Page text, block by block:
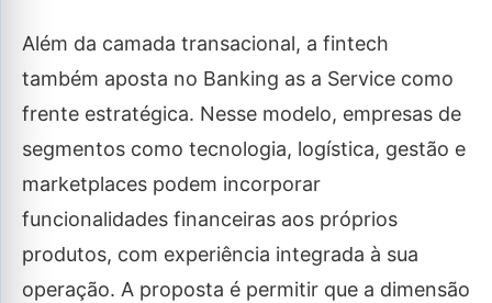
Além da camada transacional, a fintech
também aposta no Banking as a Service como
frente estratégica. Nesse modelo, empresas de
segmentos como tecnologia, logística, gestão e
marketplaces podem incorporar
funcionalidades financeiras aos próprios
produtos, com experiência integrada à sua
operação. A proposta é permitir que a dimensão